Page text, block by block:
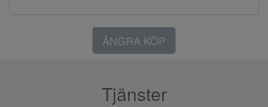
ÅNGRA KÖP
Tjänster